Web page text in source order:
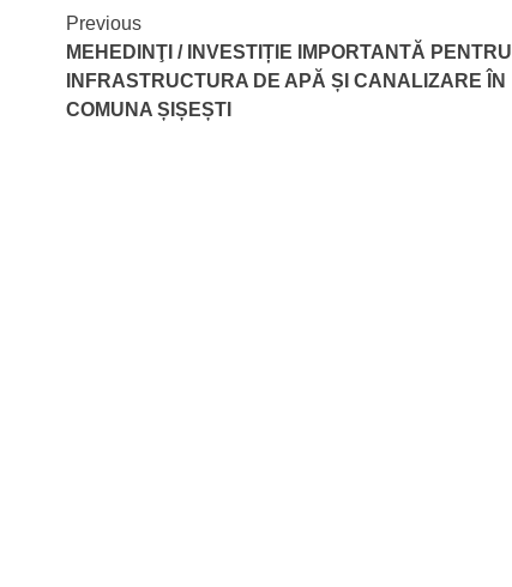
Continue
Reading
Previous
MEHEDINŢI / INVESTIȚIE IMPORTANTĂ PENTRU
INFRASTRUCTURA DE APĂ ȘI CANALIZARE ÎN
COMUNA ȘIȘEȘTI